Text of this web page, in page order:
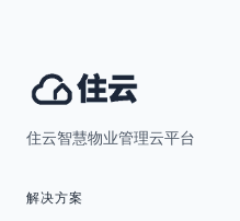
住云智慧物业管理云平台
解决方案